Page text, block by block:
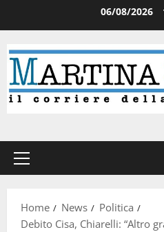
06/08/2026
Home News
Politica
Debito Cisa, Chiarelli: “Altro